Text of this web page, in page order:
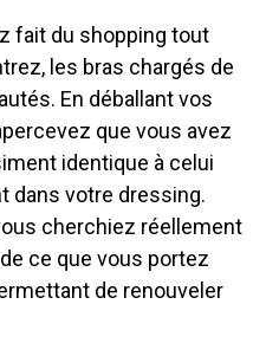
fait du shopping tout
les bras chargés de
En déballant vos
que vous avez
identique à celui
dans votre dressing.
cherchiez réellement
ce que vous portez
de renouveler